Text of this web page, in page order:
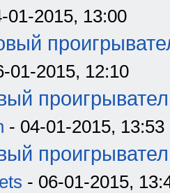
01-2015, 13:00
01-2015, 12:10
- 04-01-2015, 13:53
- 06-01-2015,